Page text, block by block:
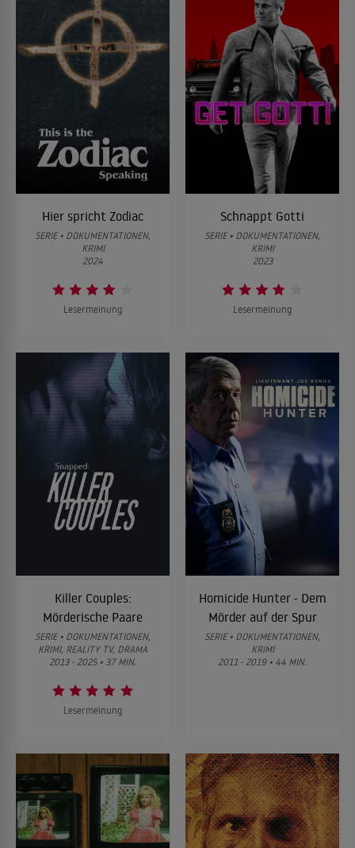
Hier spricht Zodiac
SERIE • DOKUMENTATIONEN,
KRIMI
2024
Lesermeinung
Schnappt Gotti
SERIE • DOKUMENTATIONEN,
KRIMI
2023
Lesermeinung
Killer Couples:
Mörderische Paare
SERIE • DOKUMENTATIONEN,
KRIMI, REALITY TV, DRAMA
2013 - 2025 • 37 MIN.
Lesermeinung
Homicide Hunter - Dem
Mörder auf der Spur
SERIE • DOKUMENTATIONEN,
KRIMI
2011 - 2019 • 44 MIN.